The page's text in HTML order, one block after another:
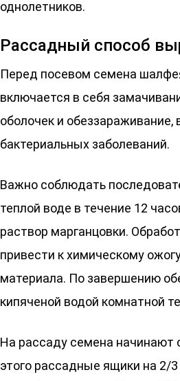
однолетников.
Рассадный способ
Перед посевом семена
включается в себя
оболочек и обеззараживание,
бактериальных заболеваний.
Важно соблюдать
теплой воде в течение 12
раствор марганцовки.
привести к химическому
материала. По завершению
кипяченой водой комнатной
На рассаду семена начинают
этого рассадные ящики на 2/